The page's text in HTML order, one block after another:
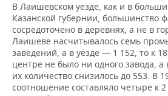
В Лаишевском уезде, как и в
Казанской губернии, большинство
сосредоточено в деревнях, а не в
Лаишеве насчитывалось семь
заведений, а в уезде — 1 152, то к
центре не было ни одного завода, а
их количество снизилось до 553. В
соотношение составляло четыре к